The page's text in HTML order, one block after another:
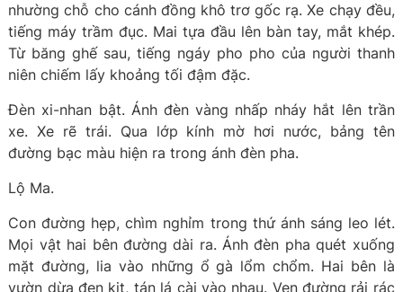
nhường chỗ cho cánh đồng khô trơ gốc rạ. Xe chạy đều,
tiếng máy trầm đục. Mai tựa đầu lên bàn tay, mắt khép.
Từ băng ghế sau, tiếng ngáy pho pho của người thanh
niên chiếm lấy khoảng tối đậm đặc.
Đèn xi-nhan bật. Ánh đèn vàng nhấp nháy hắt lên trần
xe. Xe rẽ trái. Qua lớp kính mờ hơi nước, bảng tên
đường bạc màu hiện ra trong ánh đèn pha.
Lộ Ma.
Con đường hẹp, chìm nghỉm trong thứ ánh sáng leo lét.
Mọi vật hai bên đường dài ra. Ánh đèn pha quét xuống
mặt đường, lia vào những ổ gà lổm chổm. Hai bên là
vườn dừa đen kịt, tán lá cài vào nhau. Ven đường rải rác